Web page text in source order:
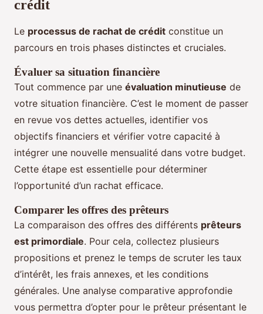
crédit
Le processus de rachat de crédit constitue un
parcours en trois phases distinctes et cruciales.
Évaluer sa situation financière
Tout commence par une évaluation minutieuse de
votre situation financière. C’est le moment de passer
en revue vos dettes actuelles, identifier vos
objectifs financiers et vérifier votre capacité à
intégrer une nouvelle mensualité dans votre budget.
Cette étape est essentielle pour déterminer
l’opportunité d’un rachat efficace.
Comparer les offres des prêteurs
La comparaison des offres des différents prêteurs
est primordiale. Pour cela, collectez plusieurs
propositions et prenez le temps de scruter les taux
d’intérêt, les frais annexes, et les conditions
générales. Une analyse comparative approfondie
vous permettra d’opter pour le prêteur présentant le